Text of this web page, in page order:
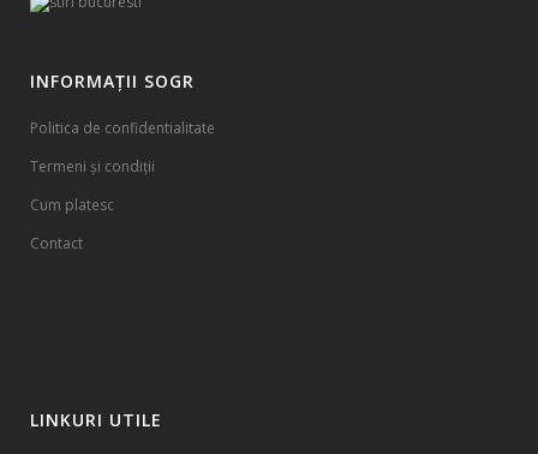
INFORMAȚII SOGR
Politica de confidentialitate
Termeni și condiții
Cum platesc
Contact
LINKURI UTILE